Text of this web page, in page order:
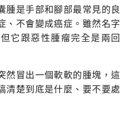
腫是手部和腳部最常見的良
、不會變成癌症。雖然名字
它跟惡性腫瘤完全是兩回
然冒出一個軟軟的腫塊，這
清楚到底是什麼、要不要處